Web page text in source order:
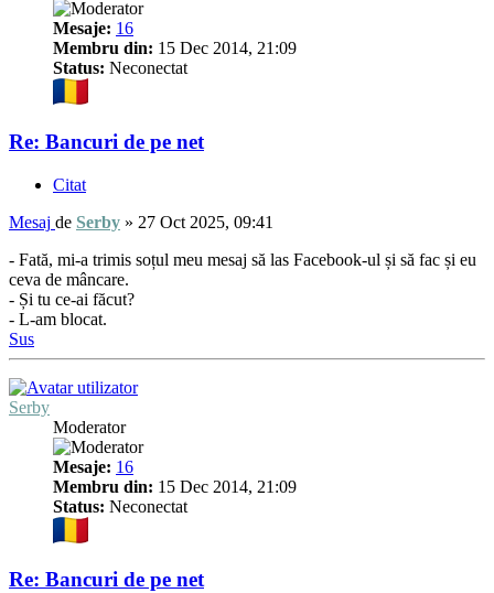
Mesaje: 16
Membru din: 15 Dec 2014, 21:09
Status: Neconectat
Re: Bancuri de pe net
Citat
Mesaj de Serby » 27 Oct 2025, 09:41
- Fată, mi-a trimis soțul meu mesaj să las Facebook-ul și să fac și eu
ceva de mâncare.
- Și tu ce-ai făcut?
- L-am blocat.
Sus
Serby
Moderator
Mesaje: 16
Membru din: 15 Dec 2014, 21:09
Status: Neconectat
Re: Bancuri de pe net